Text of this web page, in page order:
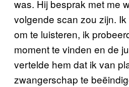
was. Hij besprak met me
volgende scan zou zijn.
om te luisteren, ik
moment te vinden en de
vertelde hem dat ik van
zwangerschap te